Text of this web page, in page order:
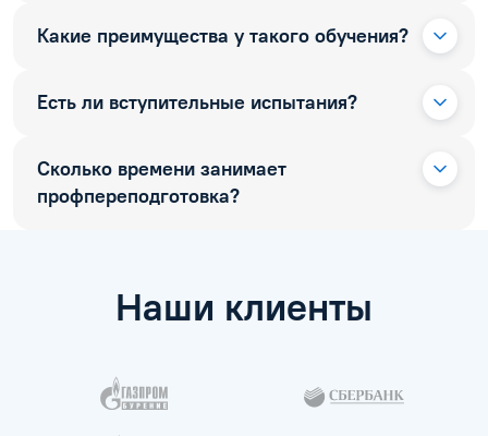
Какие преимущества у такого обучения?
Есть ли вступительные испытания?
Сколько времени занимает
профпереподготовка?
Наши клиенты